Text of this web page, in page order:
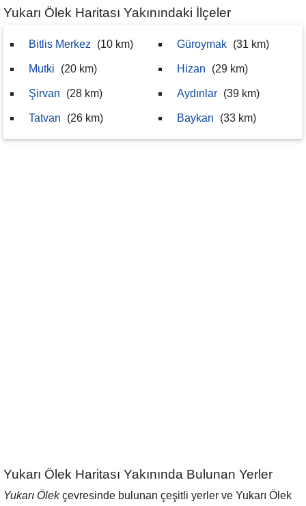
Yukarı Ölek Haritası Yakınındaki İlçeler
Bitlis Merkez (10 km)
Mutki (20 km)
Şirvan (28 km)
Tatvan (26 km)
Güroymak (31 km)
Hizan (29 km)
Aydınlar (39 km)
Baykan (33 km)
Yukarı Ölek Haritası Yakınında Bulunan Yerler
Yukarı Ölekçevresinde bulunan çeşitli yerler ve Yukarı Ölek